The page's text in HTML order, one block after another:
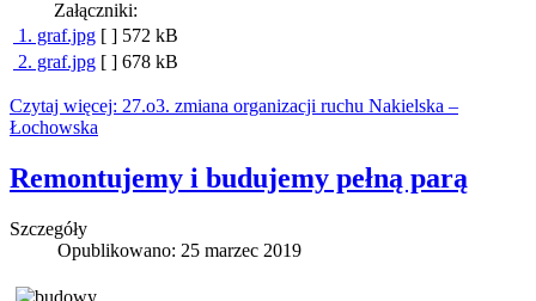
Załączniki:
1. graf.jpg [ ] 572 kB
2. graf.jpg [ ] 678 kB
Czytaj więcej: 27.o3. zmiana organizacji ruchu Nakielska –
Łochowska
Remontujemy i budujemy pełną parą
Szczegóły
Opublikowano: 25 marzec 2019